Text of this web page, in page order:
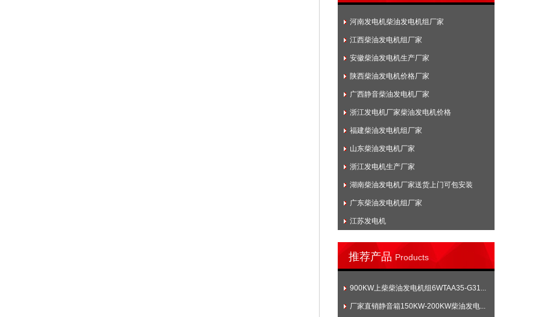
河南发电机柴油发电机组厂家
江西柴油发电机组厂家
安徽柴油发电机生产厂家
陕西柴油发电机价格厂家
广西静音柴油发电机厂家
浙江发电机厂家柴油发电机价格
福建柴油发电机组厂家
山东柴油发电机厂家
浙江发电机生产厂家
湖南柴油发电机厂家送货上门可包安装
广东柴油发电机组厂家
江苏发电机
推荐产品 Products
900KW上柴柴油发电机组6WTAA35-G31...
厂家直销静音箱150KW-200KW柴油发电...